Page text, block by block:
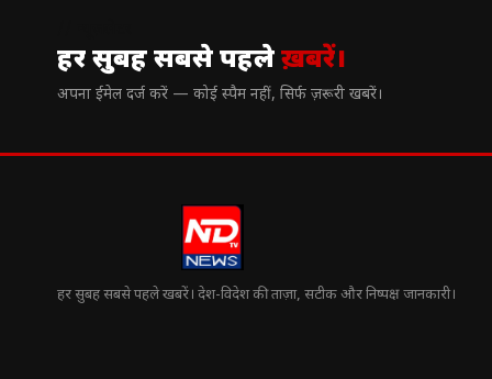
हर सुबह सबसे पहलेख़बरें।
अपना ईमेल दर्ज करें — कोई स्पैम नहीं, सिर्फ ज़रूरी खबरें।
हर सुबह सबसे पहले खबरें। देश-विदेश की ताज़ा, सटीक और निष्पक्ष जानकारी।